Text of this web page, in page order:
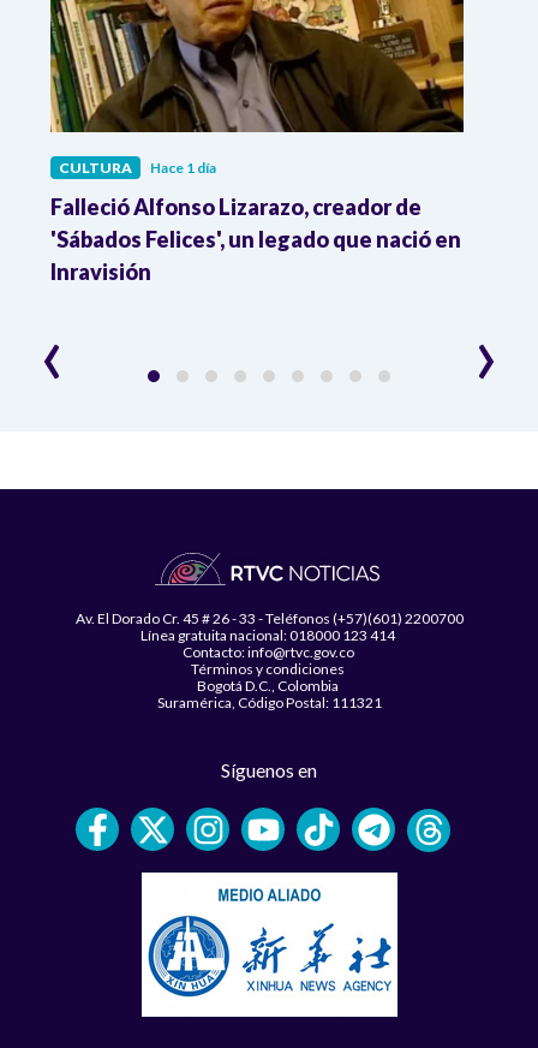
CULTURA Hace 1 día
Falleció Alfonso Lizarazo, creador de
'Sábados Felices', un legado que nació en
Inravisión
‹ ›
Av. El Dorado Cr. 45 # 26 - 33 - Teléfonos (+57)(601) 2200700
Línea gratuita nacional: 018000 123 414
Contacto: info@rtvc.gov.co
Términos y condiciones
Bogotá D.C., Colombia
Suramérica, Código Postal: 111321
Síguenos en